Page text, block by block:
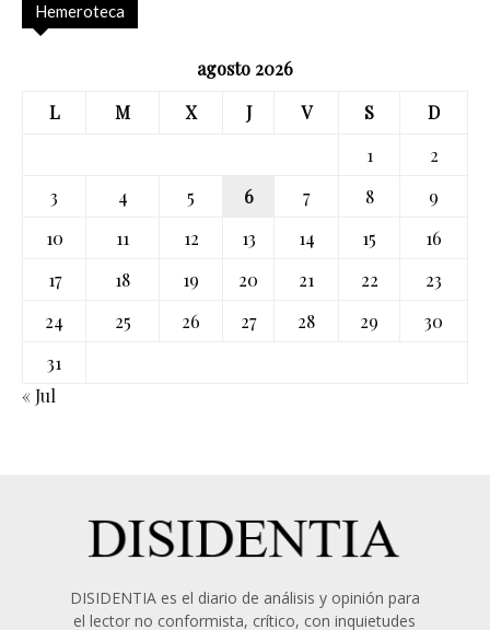
Hemeroteca
agosto 2026
L
M X J V S
D
1
2
3
4 5 6 7 8
9
10
11 12 13 14 15
16
17
18 19 20 21 22
23
24
25 26 27 28 29
30
31
« Jul
DISIDENTIA es el diario de análisis y opinión para
el lector no conformista, crítico, con inquietudes